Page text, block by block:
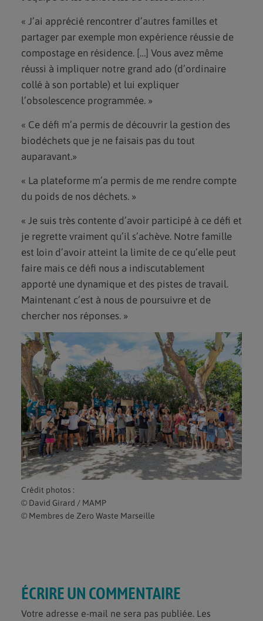
« J’ai apprécié rencontrer d’autres familles et
partager par exemple mon expérience réussie de
compostage en résidence. […] Vous avez même
réussi à impliquer notre grand ado (d’ordinaire
collé à son portable) et lui expliquer
l’obsolescence programmée. »
« Ce défi m’a permis de découvrir la gestion des
biodéchets que je ne faisais pas du tout
auparavant.»
« La plateforme m’a permis de me rendre compte
du poids de nos déchets. »
« Je suis très contente d’avoir participé à ce défi et
je regrette vraiment qu’il s’achève. Notre famille
est loin d’avoir atteint la limite de ce qu’elle peut
faire mais ce défi nous a indiscutablement
apporté une dynamique et des pistes de travail.
Maintenant c’est à nous de poursuivre et de
chercher nos réponses. »
Crédit photos :
© David Girard / MAMP
© Membres de Zero Waste Marseille
ÉCRIRE UN COMMENTAIRE
Votre adresse e-mail ne sera pas publiée. Les